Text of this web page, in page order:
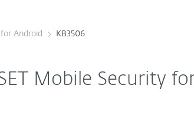
Android KB3506
Mobile Security